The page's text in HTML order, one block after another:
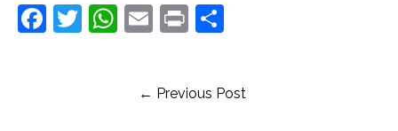
Facebook
Twitter
WhatsApp
Email
PrintShare
← Previous Post